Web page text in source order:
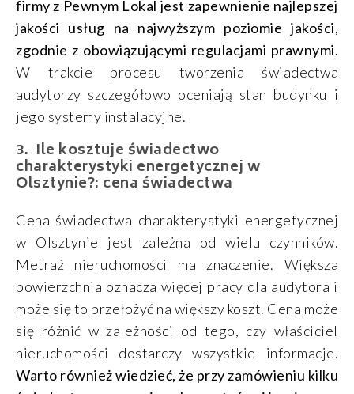
firmy z Pewnym Lokal jest zapewnienie najlepszej
jakości usług na najwyższym poziomie jakości,
zgodnie z obowiązującymi regulacjami prawnymi.
W trakcie procesu tworzenia świadectwa
audytorzy szczegółowo oceniają stan budynku i
jego systemy instalacyjne.
Ile kosztuje świadectwo
charakterystyki energetycznej w
Olsztynie?: cena świadectwa
Cena świadectwa charakterystyki energetycznej
w Olsztynie jest zależna od wielu czynników.
Metraż nieruchomości ma znaczenie. Większa
powierzchnia oznacza więcej pracy dla audytora i
może się to przełożyć na większy koszt. Cena może
się różnić w zależności od tego, czy właściciel
nieruchomości dostarczy wszystkie informacje.
Warto również wiedzieć, że przy zamówieniu kilku